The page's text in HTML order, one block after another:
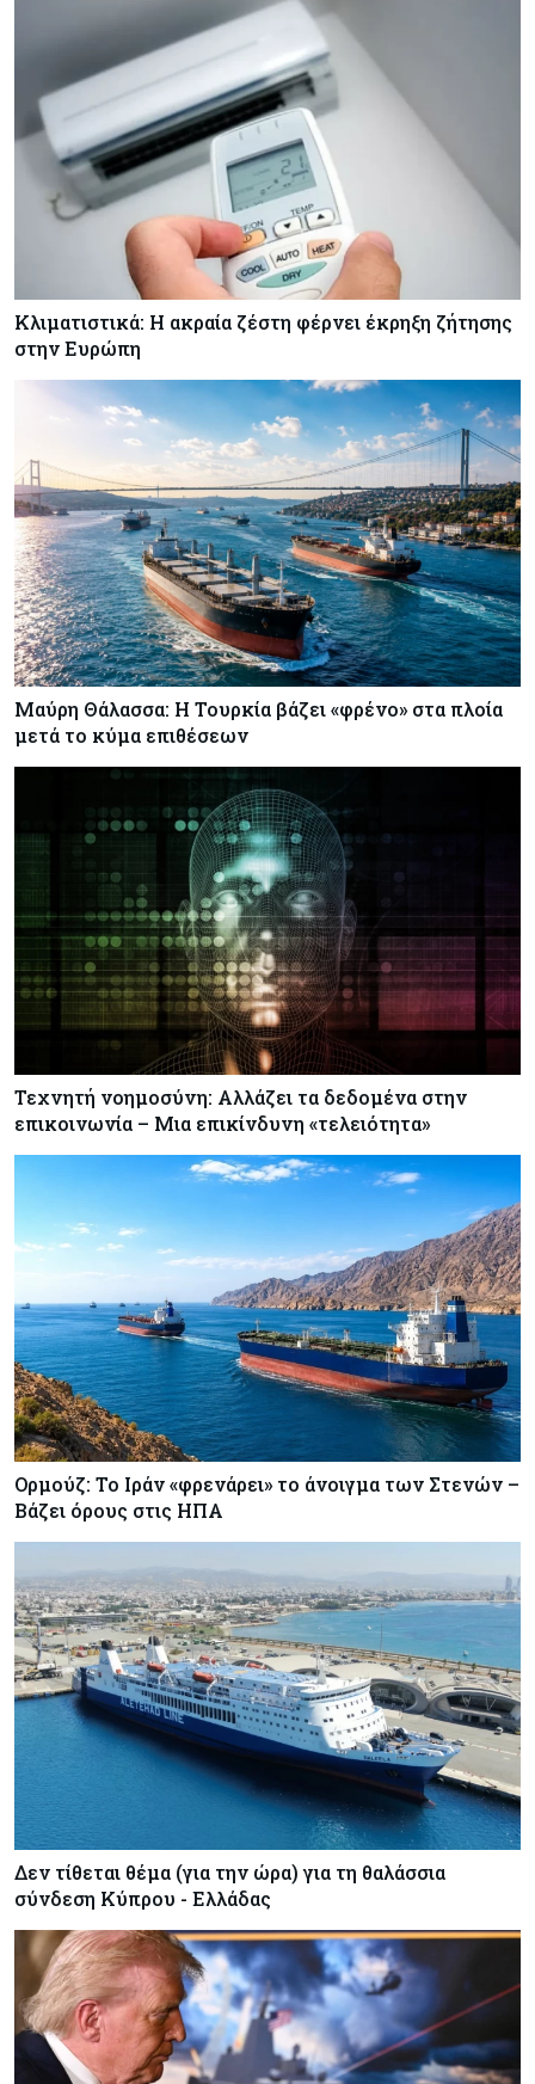
ζημιές δεν είναι ασφαλισμένες
Κόσμος
Γιατί οι κεντρικές τράπεζες αφήνουν τις αγορές
να «παίξουν μπάλα»
Κλιματιστικά: Η ακραία ζέστη φέρνει έκρηξη ζήτησης
στην Ευρώπη
Μαύρη Θάλασσα: Η Τουρκία βάζει «φρένο» στα πλοία
μετά το κύμα επιθέσεων
Τεχνητή νοημοσύνη: Αλλάζει τα δεδομένα στην
επικοινωνία – Μια επικίνδυνη «τελειότητα»
Ορμούζ: Το Ιράν «φρενάρει» το άνοιγμα των Στενών –
Βάζει όρους στις ΗΠΑ
Δεν τίθεται θέμα (για την ώρα) για τη θαλάσσια
σύνδεση Κύπρου - Ελλάδας